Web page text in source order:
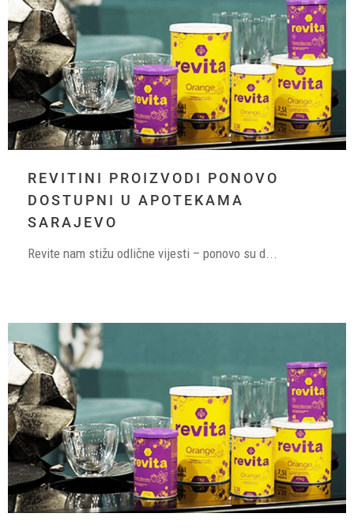
REVITINI PROIZVODI PONOVO
DOSTUPNI U APOTEKAMA
SARAJEVO
Revite nam stižu odlične vijesti – ponovo su d...